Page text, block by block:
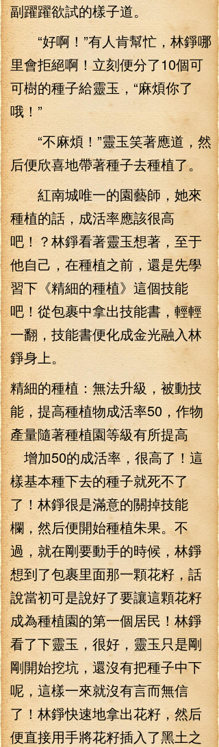
副躍躍欲試的樣子道。
“好啊！”有人肯幫忙，林錚哪
里會拒絕啊！立刻便分了10個可
可樹的種子給靈玉，“麻煩你了
哦！”
“不麻煩！”靈玉笑著應道，然
后便欣喜地帶著種子去種植了。
紅南城唯一的園藝師，她來
種植的話，成活率應該很高
吧！？林錚看著靈玉想著，至于
他自己，在種植之前，還是先學
習下《精細的種植》這個技能
吧！從包裹中拿出技能書，輕輕
一翻，技能書便化成金光融入林
錚身上。
精細的種植：無法升級，被動技
能，提高種植物成活率50，作物
產量隨著種植園等級有所提高
增加50的成活率，很高了！這
樣基本種下去的種子就死不了
了！林錚很是滿意的關掉技能
欄，然后便開始種植朱果。不
過，就在剛要動手的時候，林錚
想到了包裹里面那一顆花籽，話
說當初可是說好了要讓這顆花籽
成為種植園的第一個居民！林錚
看了下靈玉，很好，靈玉只是剛
剛開始挖坑，還沒有把種子中下
呢，這樣一來就沒有言而無信
了！林錚快速地拿出花籽，然后
便直接用手將花籽插入了黑土之